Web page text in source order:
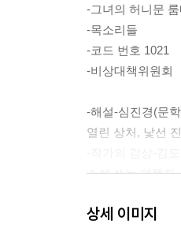
-그녀의 허니문
-목소리들
-코드 번호 1021
-비상대책위원회
-해설-심진경(문
열린 상처, 낯선
소설 쓰는 여행자
상세 이미지